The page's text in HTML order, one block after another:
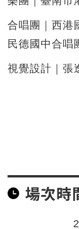
合唱團｜西港
民德國中合唱
視覺設計｜張
場次時